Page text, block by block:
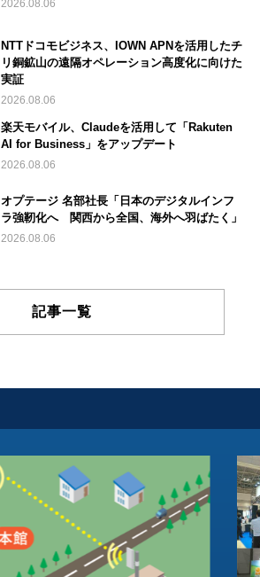
2026.08.06
NTTドコモビジネス、IOWN APNを活用したチ
リ銅鉱山の遠隔オペレーション高度化に向けた
実証
2026.08.06
楽天モバイル、Claudeを活用して「Rakuten
AI for Business」をアップデート
2026.08.06
オプテージ 名部社長「日本のデジタルインフ
ラ強靭化へ 関西から全国、海外へ羽ばたく」
2026.08.06
記事一覧